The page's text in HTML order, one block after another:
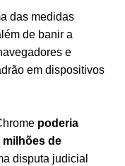
das medidas
de banir a
e
em dispositivos
poderia
milhões de
disputa judicial